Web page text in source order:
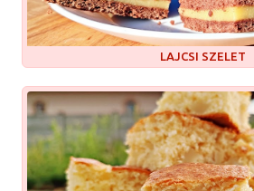
LAJCSI SZELET